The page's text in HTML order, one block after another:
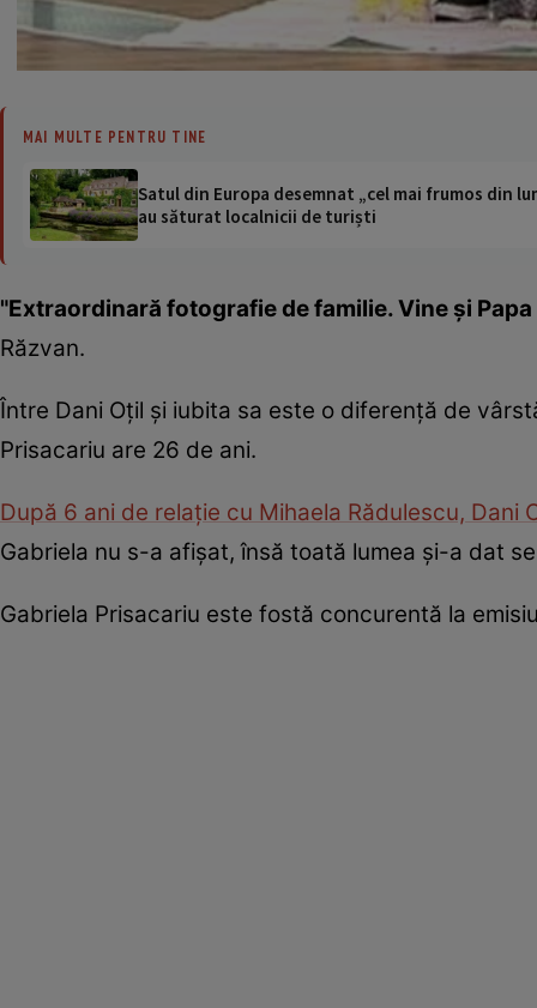
MAI MULTE PENTRU TINE
Satul din Europa desemnat „cel mai frumos din
au săturat localnicii de turiști
"Extraordinară fotografie de familie. Vine şi
Răzvan.
Între Dani Oţil şi iubita sa este o diferenţă de
Prisacariu are 26 de ani.
După 6 ani de relaţie cu Mihaela Rădulescu, Dani
Gabriela nu s-a afişat, însă toată lumea şi-a dat
Gabriela Prisacariu este fostă concurentă la